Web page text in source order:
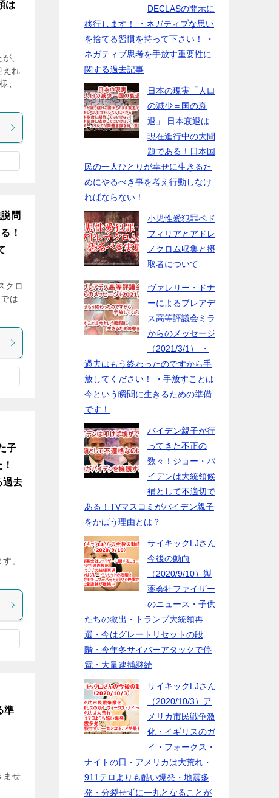
は
、
えれ
、
問
！
クロ
は
子
過去
。
準
ませ
DECLASの開示に
移行します！ ・ネガティブな思い
を捨てる習慣を持って下さい！ ・
ネガティブ思考を手放す重要性に
関する過去記事
日本の現実「人口
の減少＝国の衰
退」 日本衰退は
現在進行中の大問
題である！日本国
民の一人ひとりが幸せに生きるた
めにやるべき事を考え行動しなけ
ればならない！
小児性愛犯罪ペド
フィリアとアドレ
ノクロム収集と摂
取者について
ヴァレリー・ドナ
ーによるプレアデ
ス高等評議会ミラ
からのメッセージ
（2021/3/1） ・
過去はもう終わったのですから手
放してください！ ・手放すことは
今という瞬間に生きるための準備
です！
バイデン親子が行
ってきた不正の
数々！ジョー・バ
イデンは大統領候
補として不適切で
ある！TVマスコミがバイデン親子
をかばう理由とは？
サイキックLJさん
今後の動向
（2020/9/10）製
薬会社ファイザー
のニュース・子供
たちの救出・トランプ大統領再
選・今はグレートリセットの段
階・今年冬サイバーアタックで停
電・大量逮捕継続
サイキックLJさん
（2020/10/3）ア
メリカ市民戦争激
化・イギリスのガ
イ・フォークス・
ナイトの日・アメリカは大荒れ・
911テロよりも酷い爆発・地震多
発・分裂せずに一丸となることが